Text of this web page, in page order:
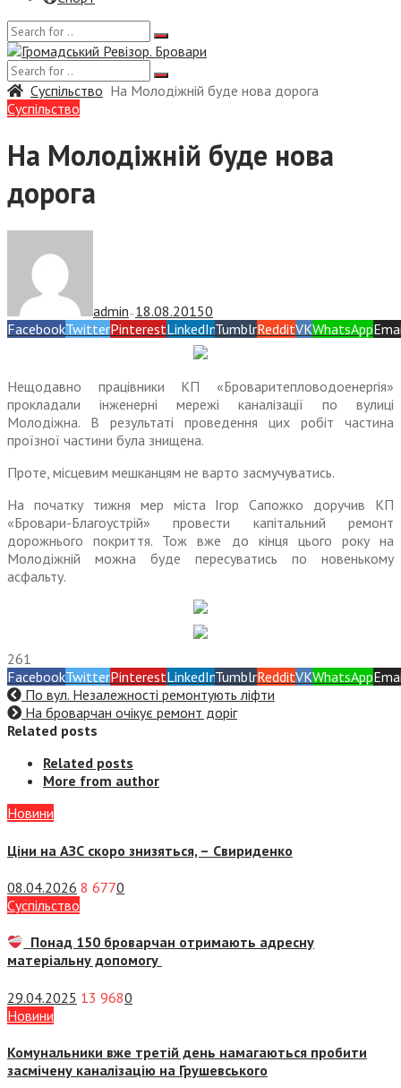
Суспiльство На Молодіжній буде нова дорога
Суспiльство
На Молодіжній буде нова
дорога
admin — 18.08.20150
FacebookTwitterPinterestLinkedInTumblrRedditVKWhatsApp
Нещодавно працівники КП «Броваритепловодоенергія»
прокладали інженерні мережі каналізації по вулиці
Молодіжна. В результаті проведення цих робіт частина
проїзної частини була знищена.
Проте, місцевим мешканцям не варто засмучуватись.
На початку тижня мер міста Ігор Сапожко доручив КП
«Бровари-Благоустрій» провести капітальний ремонт
дорожнього покриття. Тож вже до кінця цього року на
Молодіжній можна буде пересуватись по новенькому
асфальту.
261
FacebookTwitterPinterestLinkedInTumblrRedditVKWhatsApp
По вул. Незалежності ремонтують ліфти
На броварчан очікує ремонт доріг
Related posts
Related posts
More from author
Новини
Ціни на АЗС скоро знизяться, – Свириденко
08.04.2026 8 6770
Суспiльство
Понад 150 броварчан отримають адресну
матеріальну допомогу
29.04.2025 13 9680
Новини
Комунальники вже третій день намагаються пробити
засмічену каналізацію на Грушевського